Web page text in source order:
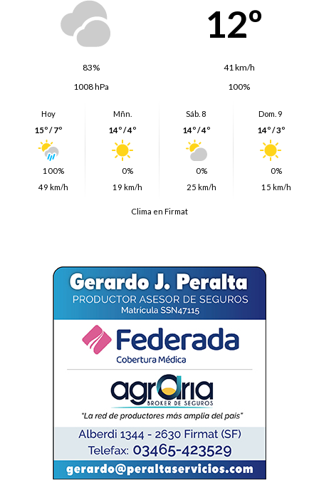
12º
83%
41 km/h
1008 hPa
100%
Hoy
15º / 7º
100%
49 km/h
Mñn.
14º / 4º
0%
19 km/h
Sáb. 8
14º / 4º
0%
25 km/h
Dom. 9
14º / 3º
0%
15 km/h
Clima en Firmat